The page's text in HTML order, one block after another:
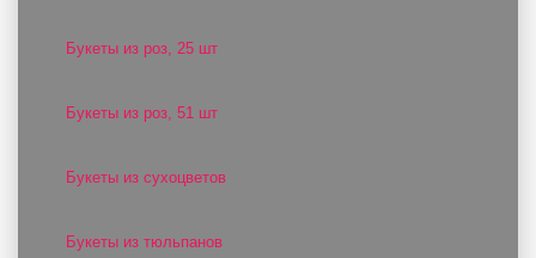
Букеты из роз, 25 шт
Букеты из роз, 51 шт
Букеты из сухоцветов
Букеты из тюльпанов